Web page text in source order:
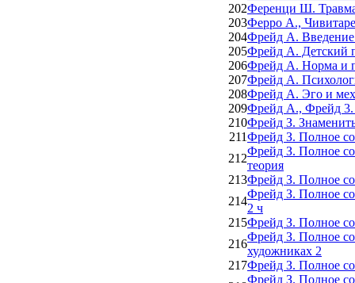
202Ференци Ш.
203Ферро А.,
204Фрейд А. Введение
205Фрейд А. Детский
206Фрейд А. Норма и
207Фрейд А.
208Фрейд А. Эго и
209Фрейд А., Фрейд 3.
210Фрейд З.
211Фрейд З. Полное
212
Фрейд З. Полное
теория
213Фрейд З. Полное
214
Фрейд З. Полное
2 ч
215Фрейд З. Полное
216
Фрейд З. Полное
художниках 2
217Фрейд З. Полное
Фрейд З. Полное